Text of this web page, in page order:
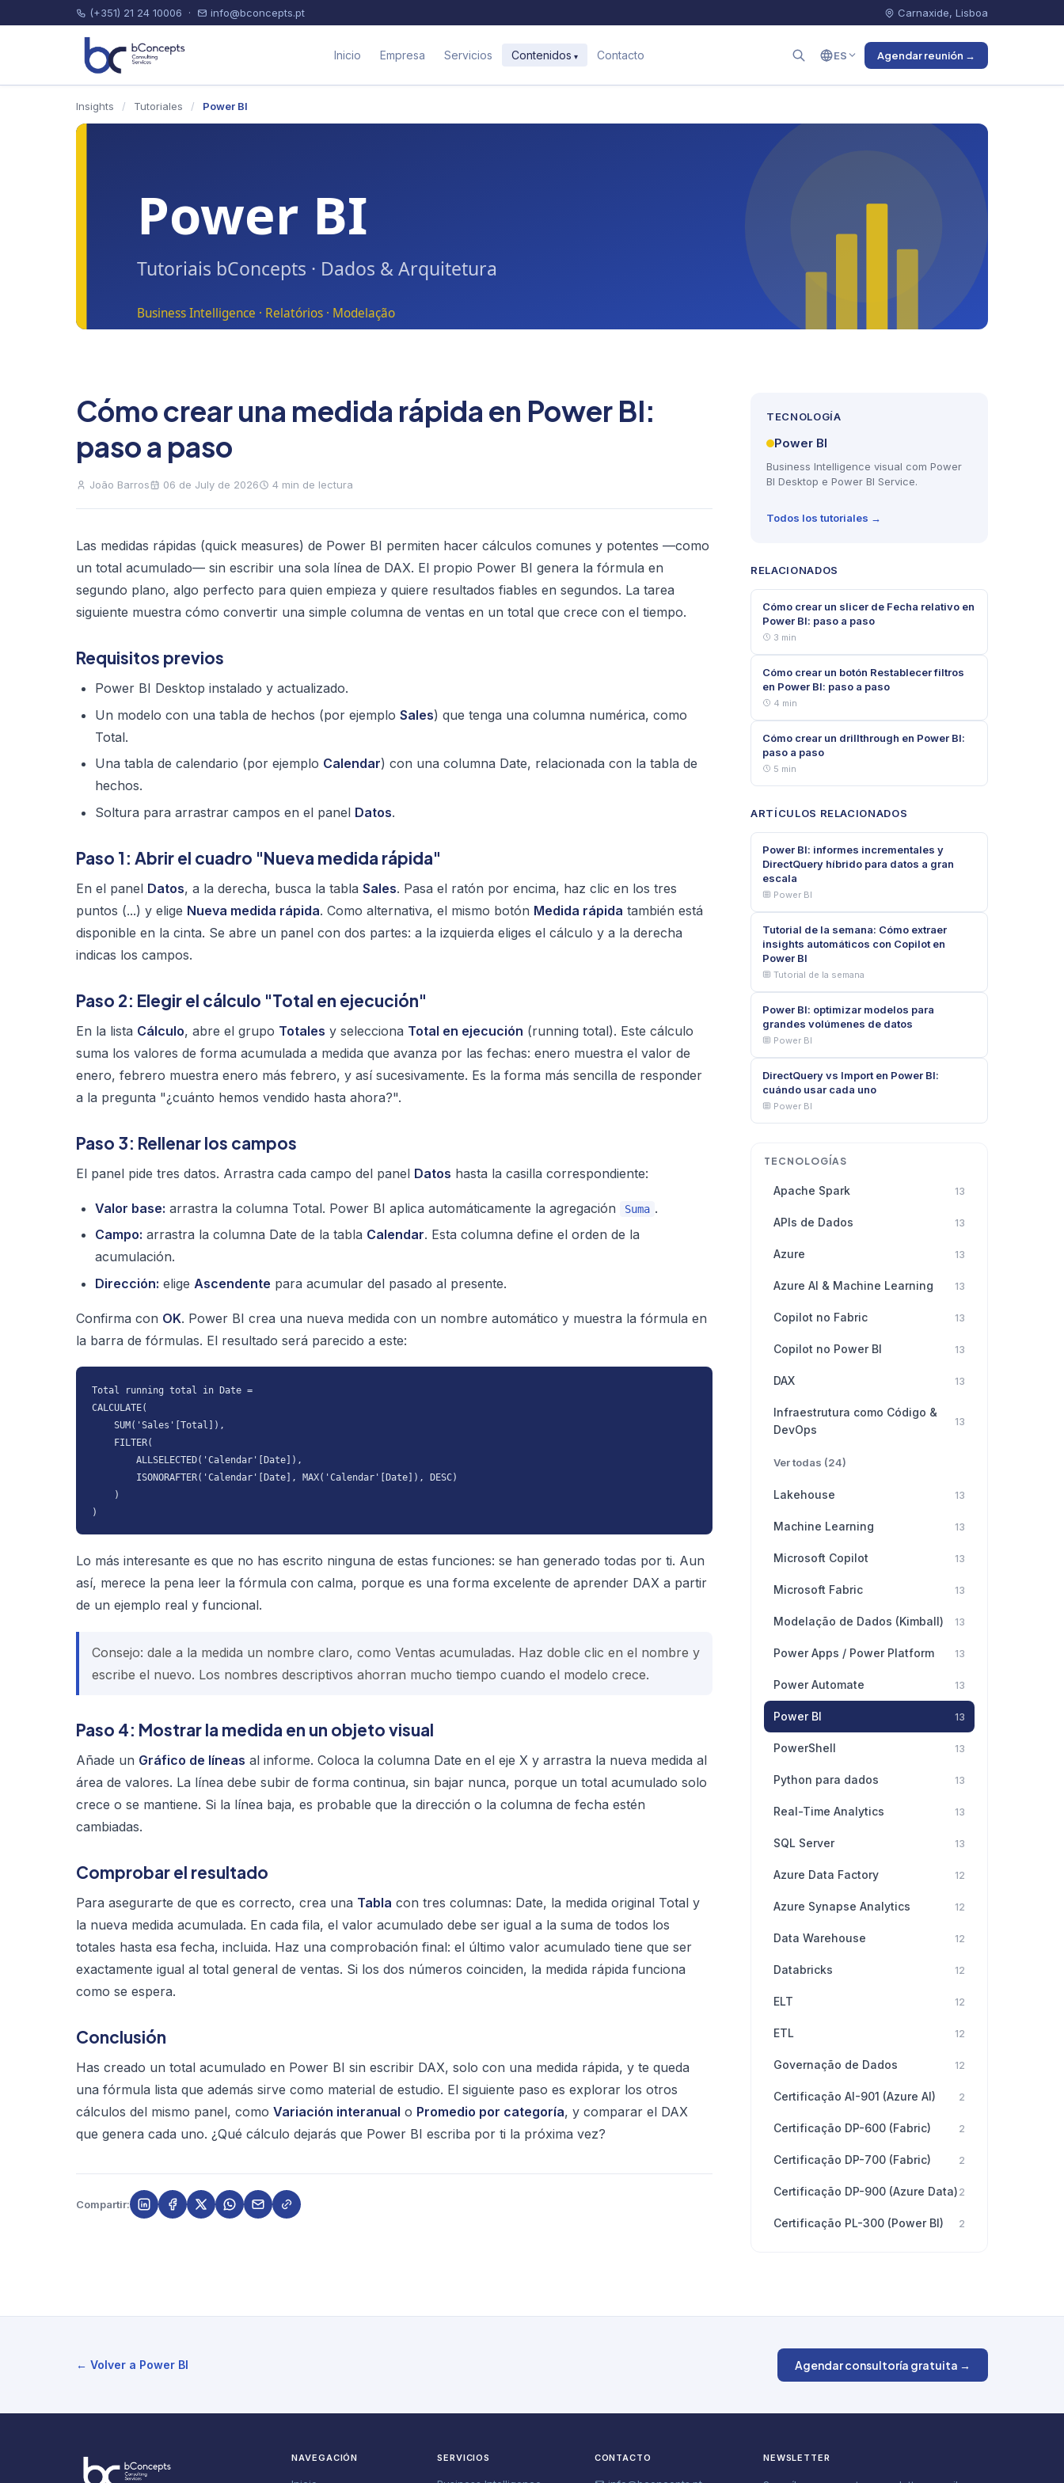
(+351) 21 24 10006 · info@bconcepts.pt Carnaxide, Lisboa
Inicio Empresa Servicios Contenidos Contacto ES Agendar reunión →
Insights / Tutoriales / Power BI
Cómo crear una medida rápida en Power BI:
paso a paso
João Barros 06 de July de 2026 4 min de lectura
Las medidas rápidas (quick measures) de Power BI permiten hacer cálculos comunes y potentes —como
un total acumulado— sin escribir una sola línea de DAX. El propio Power BI genera la fórmula en
segundo plano, algo perfecto para quien empieza y quiere resultados fiables en segundos. La tarea
siguiente muestra cómo convertir una simple columna de ventas en un total que crece con el tiempo.
Requisitos previos
Power BI Desktop instalado y actualizado.
Un modelo con una tabla de hechos (por ejemplo Sales) que tenga una columna numérica, como
Total.
Una tabla de calendario (por ejemplo Calendar) con una columna Date, relacionada con la tabla de
hechos.
Soltura para arrastrar campos en el panel Datos.
Paso 1: Abrir el cuadro "Nueva medida rápida"
En el panel Datos, a la derecha, busca la tabla Sales. Pasa el ratón por encima, haz clic en los tres
puntos (...) y elige Nueva medida rápida. Como alternativa, el mismo botón Medida rápida también está
disponible en la cinta. Se abre un panel con dos partes: a la izquierda eliges el cálculo y a la derecha
indicas los campos.
Paso 2: Elegir el cálculo "Total en ejecución"
En la lista Cálculo, abre el grupo Totales y selecciona Total en ejecución (running total). Este cálculo
suma los valores de forma acumulada a medida que avanza por las fechas: enero muestra el valor de
enero, febrero muestra enero más febrero, y así sucesivamente. Es la forma más sencilla de responder
a la pregunta "¿cuánto hemos vendido hasta ahora?".
Paso 3: Rellenar los campos
El panel pide tres datos. Arrastra cada campo del panel Datos hasta la casilla correspondiente:
Valor base: arrastra la columna Total. Power BI aplica automáticamente la agregación Suma .
Campo: arrastra la columna Date de la tabla Calendar. Esta columna define el orden de la
acumulación.
Dirección: elige Ascendente para acumular del pasado al presente.
Confirma con OK. Power BI crea una nueva medida con un nombre automático y muestra la fórmula en
la barra de fórmulas. El resultado será parecido a este:
Total running total in Date =
CALCULATE(
    SUM('Sales'[Total]),
    FILTER(
        ALLSELECTED('Calendar'[Date]),
        ISONORAFTER('Calendar'[Date], MAX('Calendar'[Date]), DESC)
    )
)
Lo más interesante es que no has escrito ninguna de estas funciones: se han generado todas por ti. Aun
así, merece la pena leer la fórmula con calma, porque es una forma excelente de aprender DAX a partir
de un ejemplo real y funcional.
Consejo: dale a la medida un nombre claro, como Ventas acumuladas. Haz doble clic en el nombre y
escribe el nuevo. Los nombres descriptivos ahorran mucho tiempo cuando el modelo crece.
Paso 4: Mostrar la medida en un objeto visual
Añade un Gráfico de líneas al informe. Coloca la columna Date en el eje X y arrastra la nueva medida al
área de valores. La línea debe subir de forma continua, sin bajar nunca, porque un total acumulado solo
crece o se mantiene. Si la línea baja, es probable que la dirección o la columna de fecha estén
cambiadas.
Comprobar el resultado
Para asegurarte de que es correcto, crea una Tabla con tres columnas: Date, la medida original Total y
la nueva medida acumulada. En cada fila, el valor acumulado debe ser igual a la suma de todos los
totales hasta esa fecha, incluida. Haz una comprobación final: el último valor acumulado tiene que ser
exactamente igual al total general de ventas. Si los dos números coinciden, la medida rápida funciona
como se espera.
Conclusión
Has creado un total acumulado en Power BI sin escribir DAX, solo con una medida rápida, y te queda
una fórmula lista que además sirve como material de estudio. El siguiente paso es explorar los otros
cálculos del mismo panel, como Variación interanual o Promedio por categoría, y comparar el DAX
que genera cada uno. ¿Qué cálculo dejarás que Power BI escriba por ti la próxima vez?
Compartir:
TECNOLOGÍA
Power BI
Business Intelligence visual com Power
BI Desktop e Power BI Service.
Todos los tutoriales →
RELACIONADOS
Cómo crear un slicer de Fecha relativo en
Power BI: paso a paso
3 min
Cómo crear un botón Restablecer filtros
en Power BI: paso a paso
4 min
Cómo crear un drillthrough en Power BI:
paso a paso
5 min
ARTÍCULOS RELACIONADOS
Power BI: informes incrementales y
DirectQuery híbrido para datos a gran
escala
Power BI
Tutorial de la semana: Cómo extraer
insights automáticos con Copilot en
Power BI
Tutorial de la semana
Power BI: optimizar modelos para
grandes volúmenes de datos
Power BI
DirectQuery vs Import en Power BI:
cuándo usar cada uno
Power BI
TECNOLOGÍAS
Apache Spark 13
APIs de Dados 13
Azure 13
Azure AI & Machine Learning 13
Copilot no Fabric 13
Copilot no Power BI 13
DAX 13
Infraestrutura como Código &
DevOps
13
Ver todas (24)
Lakehouse 13
Machine Learning 13
Microsoft Copilot 13
Microsoft Fabric 13
Modelação de Dados (Kimball) 13
Power Apps / Power Platform 13
Power Automate 13
Power BI 13
PowerShell 13
Python para dados 13
Real-Time Analytics 13
SQL Server 13
Azure Data Factory 12
Azure Synapse Analytics 12
Data Warehouse 12
Databricks 12
ELT 12
ETL 12
Governação de Dados 12
Certificação AI-901 (Azure AI) 2
Certificação DP-600 (Fabric) 2
Certificação DP-700 (Fabric) 2
Certificação DP-900 (Azure Data) 2
Certificação PL-300 (Power BI) 2
← Volver a Power BI Agendar consultoría gratuita →
NAVEGACIÓN SERVICIOS CONTACTO NEWSLETTER